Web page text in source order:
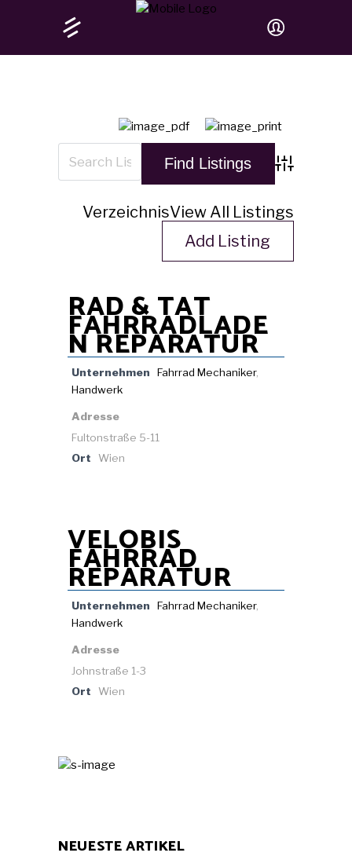
Advanced
VerzeichnisView All Listings
Add Listing
RAD & TAT
FAHRRADLADE
N REPARATUR
Unternehmen Fahrrad Mechaniker,
Handwerk
Adresse
Fultonstraße 5-11
Ort
Wien
VELOBIS
FAHRRAD
REPARATUR
Unternehmen Fahrrad Mechaniker,
Handwerk
Adresse
Johnstraße 1-3
Ort
Wien
NEUESTE ARTIKEL